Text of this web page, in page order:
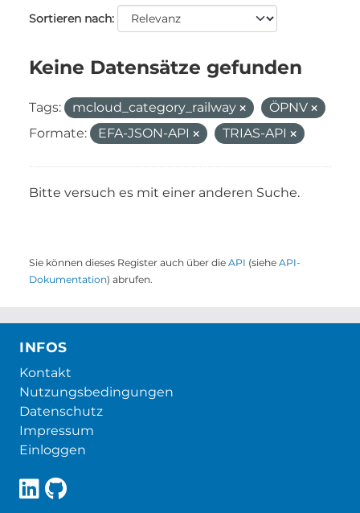
Sortieren nach
Keine Datensätze gefunden
Tags: mcloud_category_railway
ÖPNV
Formate:
EFA-JSON-API TRIAS-API
Bitte versuch es mit einer anderen Suche.
Sie können dieses Register auch über die API (siehe API-
Dokumentation) abrufen.
INFOS
Kontakt
Nutzungsbedingungen
Datenschutz
Impressum
Einloggen